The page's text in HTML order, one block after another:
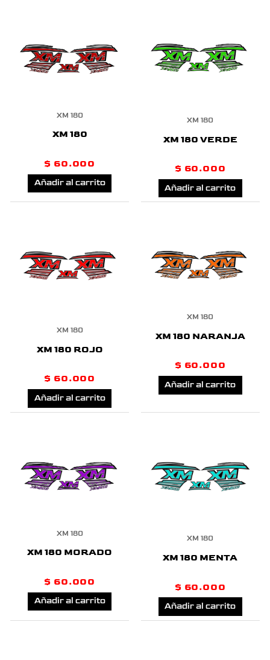
XM 180
XM 180
$ 60.000
Añadir al carrito
XM 180
XM 180 VERDE
$ 60.000
Añadir al carrito
XM 180
XM 180 ROJO
$ 60.000
Añadir al carrito
XM 180
XM 180 NARANJA
$ 60.000
Añadir al carrito
XM 180
XM 180 MORADO
$ 60.000
Añadir al carrito
XM 180
XM 180 MENTA
$ 60.000
Añadir al carrito